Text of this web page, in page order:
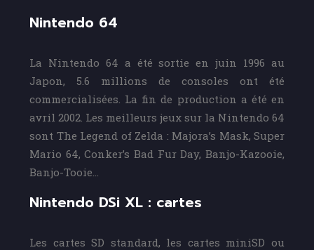
Nintendo 64
La Nintendo 64 a été sortie en juin 1996 au
Japon, 5.6 millions de consoles ont été
commercialisées. La fin de production a été en
avril 2002. Les meilleurs jeux sur la Nintendo 64
sont The Legend of Zelda : Majora’s Mask, Super
Mario 64, Conker’s Bad Fur Day, Banjo-Kazooie,
Banjo-Tooie…
Nintendo DSi XL : cartes
Les cartes SD standard, les cartes miniSD ou